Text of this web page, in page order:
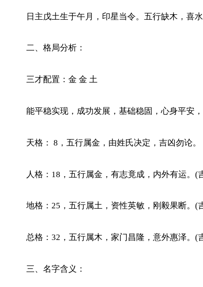
日主戊土生于午月，印星当令。五行缺木，喜
二、格局分析：
三才配置：金 金 土
能平稳实现，成功发展，基础稳固，心身平安
天格： 8，五行属金，由姓氏决定，吉凶勿论。
人格：18，五行属金，有志竟成，内外有运。(
地格：25，五行属土，资性英敏，刚毅果断。(
总格：32，五行属木，家门昌隆，意外惠泽。(
三、名字含义：